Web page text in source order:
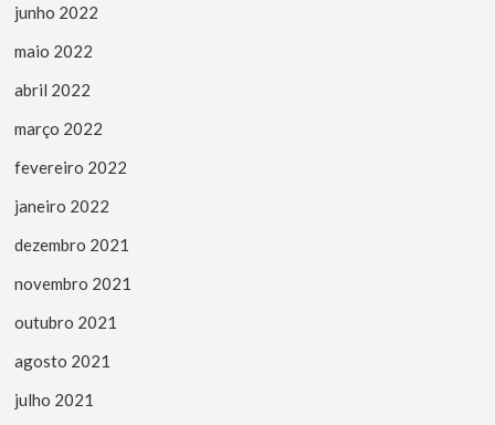
junho 2022
maio 2022
abril 2022
março 2022
fevereiro 2022
janeiro 2022
dezembro 2021
novembro 2021
outubro 2021
agosto 2021
julho 2021